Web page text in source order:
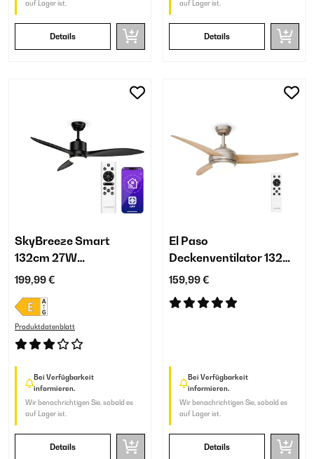
auf Lager ist.
Details
auf Lager ist.
Details
SkyBreeze Smart
132cm 27W
Deckenventilator mit
199,99 €
Produktdatenblatt
Bei Verfügbarkeit
informieren.
Wir benachrichtigen Sie, sobald es
auf Lager ist.
Details
El Paso
Deckenventilator 132
cm | 35 W | mit Licht
159,99 €
Bei Verfügbarkeit
informieren.
Wir benachrichtigen Sie, sobald es
auf Lager ist.
Details